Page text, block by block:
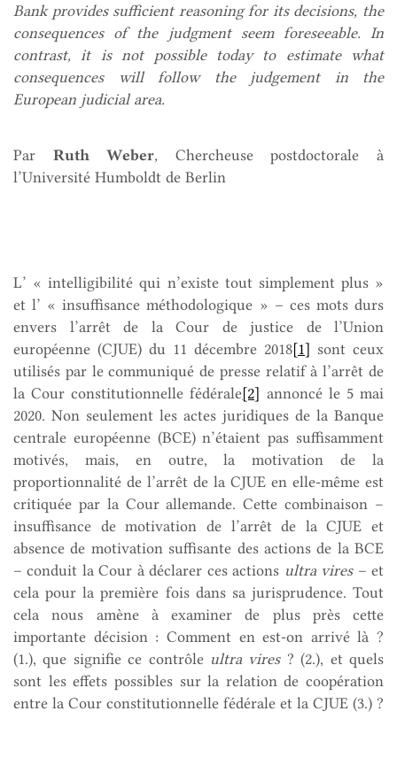
Bank provides sufficient reasoning for its decisions, the
consequences of the judgment seem foreseeable. In
contrast, it is not possible today to estimate what
consequences will follow the judgement in the
European judicial area.
Par Ruth Weber, Chercheuse postdoctorale à
l’Université Humboldt de Berlin
L’ « intelligibilité qui n’existe tout simplement plus »
et l’ « insuffisance méthodologique » – ces mots durs
envers l’arrêt de la Cour de justice de l’Union
européenne (CJUE) du 11 décembre 2018[1] sont ceux
utilisés par le communiqué de presse relatif à l’arrêt de
la Cour constitutionnelle fédérale[2] annoncé le 5 mai
2020. Non seulement les actes juridiques de la Banque
centrale européenne (BCE) n’étaient pas suffisamment
motivés, mais, en outre, la motivation de la
proportionnalité de l’arrêt de la CJUE en elle-même est
critiquée par la Cour allemande. Cette combinaison –
insuffisance de motivation de l’arrêt de la CJUE et
absence de motivation suffisante des actions de la BCE
– conduit la Cour à déclarer ces actions ultra vires– et
cela pour la première fois dans sa jurisprudence. Tout
cela nous amène à examiner de plus près cette
importante décision : Comment en est-on arrivé là ?
(1.), que signifie ce contrôle ultra vires? (2.), et quels
sont les effets possibles sur la relation de coopération
entre la Cour constitutionnelle fédérale et la CJUE (3.) ?